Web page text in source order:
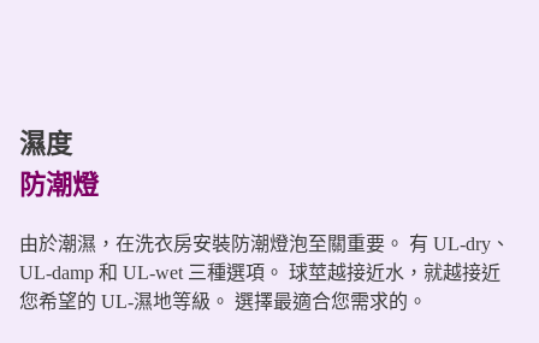
濕度
防潮燈
由於潮濕，在洗衣房安裝防潮燈泡至關重要。 有 UL-dry、
UL-damp 和 UL-wet 三種選項。 球莖越接近水，就越接近
您希望的 UL-濕地等級。 選擇最適合您需求的。